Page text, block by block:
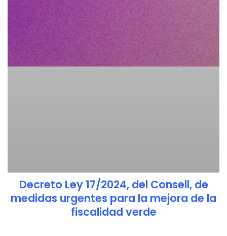
Decreto Ley 17/2024, del Consell, de
medidas urgentes para la mejora de la
fiscalidad verde